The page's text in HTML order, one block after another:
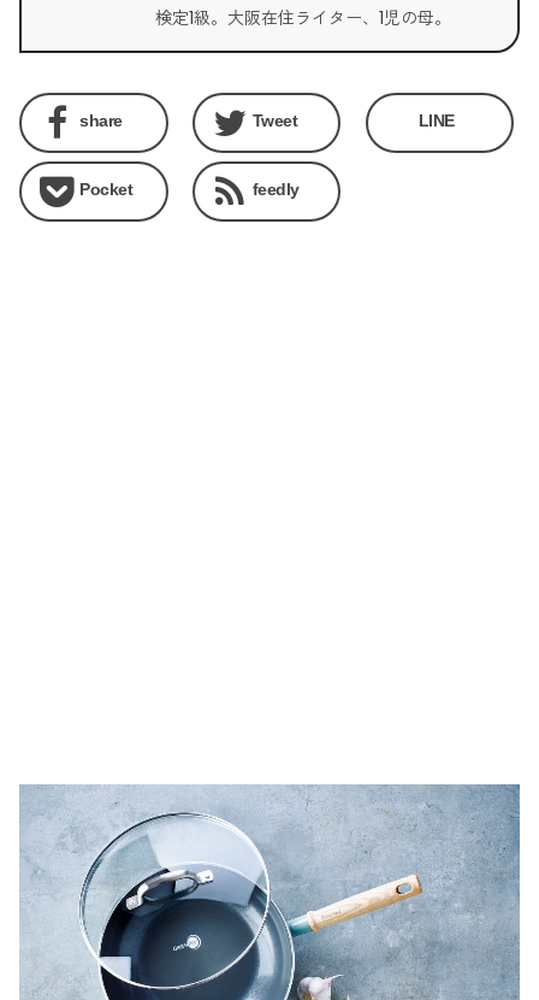
検定1級。大阪在住ライター、1児の母。
share Tweet LINE
Pocket feedly